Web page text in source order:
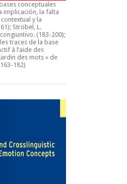
conceptuales
implicación, la falta
y la
Ströbel, L.
. (183-200);
traces de la base
à l’aide des
des mots » de
182)